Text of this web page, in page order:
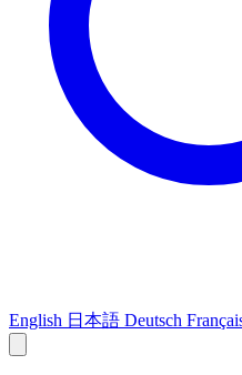
English 日本語 Deutsch